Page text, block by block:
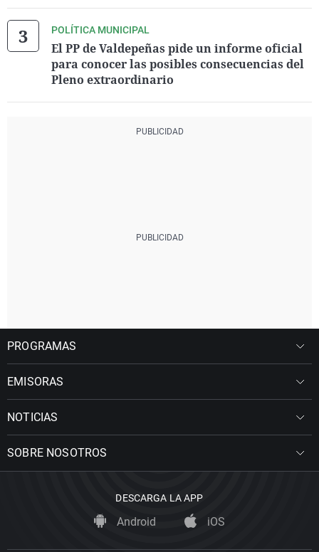
POLÍTICA MUNICIPAL
El PP de Valdepeñas pide un informe oficial
para conocer las posibles consecuencias del
Pleno extraordinario
PROGRAMAS
EMISORAS
NOTICIAS
SOBRE NOSOTROS
DESCARGA LA APP
Android iOS